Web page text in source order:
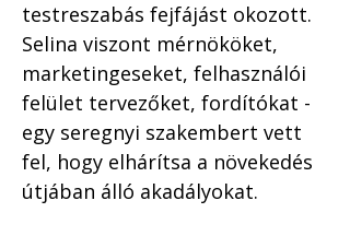
testreszabás fejfájást okozott.
Selina viszont mérnököket,
marketingeseket, felhasználói
felület tervezőket, fordítókat -
egy seregnyi szakembert vett
fel, hogy elhárítsa a növekedés
útjában álló akadályokat.